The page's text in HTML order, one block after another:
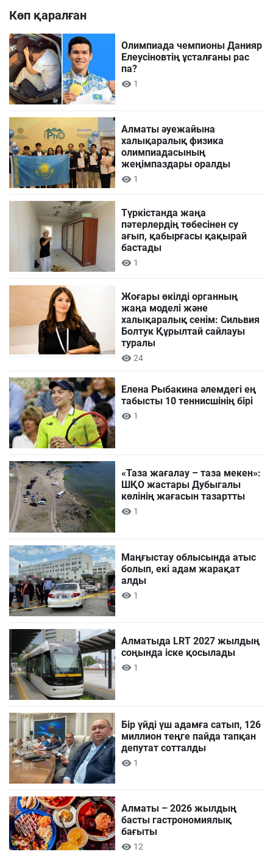
Көп қаралған
Олимпиада чемпионы Данияр
Елеусіновтің ұсталғаны рас
па?
1
Алматы әуежайына
халықаралық физика
олимпиадасының
жеңімпаздары оралды
1
Түркістанда жаңа
пәтерлердің төбесінен су
ағып, қабырғасы қақырай
бастады
1
Жоғары өкілді органның
жаңа моделі және
халықаралық сенім: Сильвия
Болтук Құрылтай сайлауы
туралы
24
Елена Рыбакина әлемдегі ең
табысты 10 теннисшінің бірі
1
«Таза жағалау – таза мекен»:
ШҚО жастары Дубыгалы
көлінің жағасын тазартты
1
Маңғыстау облысында атыс
болып, екі адам жарақат
алды
1
Алматыда LRT 2027 жылдың
соңында іске қосылады
1
Бір үйді үш адамға сатып, 126
миллион теңге пайда тапқан
депутат сотталды
1
Алматы – 2026 жылдың
басты гастрономиялық
бағыты
12